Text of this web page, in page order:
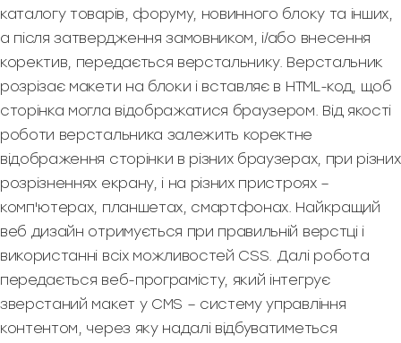
каталогу товарів, форуму, новинного блоку та інших,
а після затвердження замовником, і/або внесення
коректив, передається верстальнику. Верстальник
розрізає макети на блоки і вставляє в HTML-код, щоб
сторінка могла відображатися браузером. Від якості
роботи верстальника залежить коректне
відображення сторінки в різних браузерах, при різних
розрізненнях екрану, і на різних пристроях –
комп'ютерах, планшетах, смартфонах. Найкращий
веб дизайн отримується при правильній верстці і
використанні всіх можливостей CSS. Далі робота
передається веб-програмісту, який інтегрує
зверстаний макет у CMS – систему управління
контентом, через яку надалі відбуватиметься